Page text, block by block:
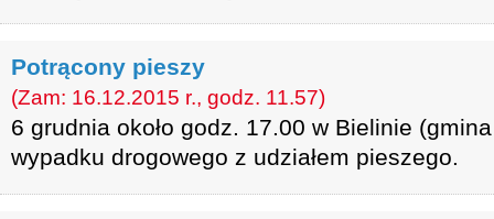
Potrącony pieszy
(Zam: 16.12.2015 r., godz. 11.57)
6 grudnia około godz. 17.00 w Bielinie
wypadku drogowego z udziałem pieszego.